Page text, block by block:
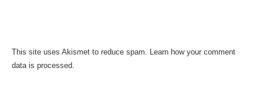
This site uses Akismet to reduce spam. Learn how your comment
data is processed.